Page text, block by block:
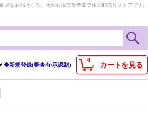
品をお届けする、天然石販売業者様専用の卸売りストアです。
0
カートを見る
◆新規登録(審査有/承認制)